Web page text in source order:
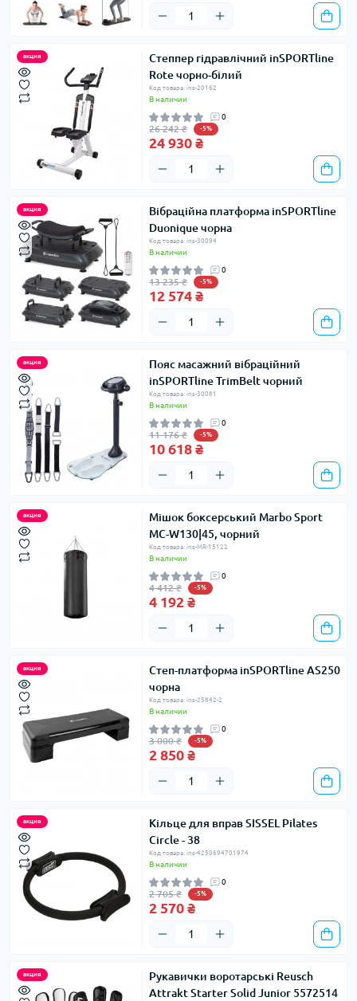
акция
Степпер гідравлічний inSPORTline
Rote чорно-білий
Код товара: ins-20162
В наличии
0
26 242 ₴ -5%
24 930 ₴
акция
Вібраційна платформа inSPORTline
Duonique чорна
Код товара: ins-30094
В наличии
0
13 235 ₴ -5%
12 574 ₴
акция
Пояс масажний вібраційний
inSPORTline TrimBelt чорний
Код товара: ins-30081
В наличии
0
11 176 ₴ -5%
10 618 ₴
акция
Мішок боксерський Marbo Sport
MC-W130|45, чорний
Код товара: ins-MR-15122
В наличии
0
4 412 ₴ -5%
4 192 ₴
акция
Степ-платформа inSPORTline AS250
чорна
Код товара: ins-25842-2
В наличии
0
3 000 ₴ -5%
2 850 ₴
акция
Кільце для вправ SISSEL Pilates
Circle - 38
Код товара: ins-4250694701974
В наличии
0
2 705 ₴ -5%
2 570 ₴
акция
Рукавички воротарські Reusch
Attrakt Starter Solid Junior 5572514